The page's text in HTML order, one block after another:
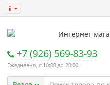
+7 (926) 569-83-93
Ежедневно, с 10:00 до 20:00